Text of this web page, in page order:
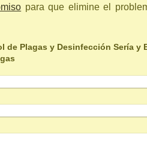
para que elimine el
de Plagas y Desinfección Sería y